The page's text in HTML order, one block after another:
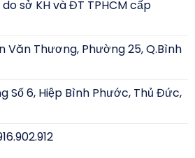
do sở KH và ĐT TPHCM cấp
Văn Thương, Phường 25, Q.Bình
Số 6, Hiệp Bình Phước, Thủ Đức,